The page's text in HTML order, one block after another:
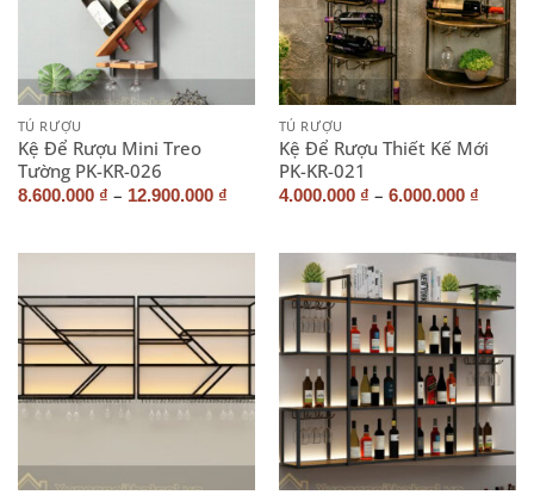
TỦ RƯỢU
Kệ Để Rượu Mini Treo
Tường PK-KR-026
8.600.000 ₫ – 12.900.000 ₫
TỦ RƯỢU
Kệ Để Rượu Thiết Kế Mới
PK-KR-021
4.000.000 ₫ – 6.000.000 ₫